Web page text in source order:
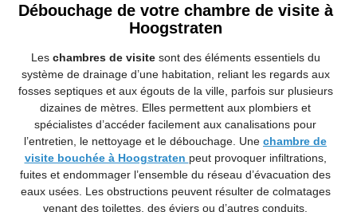
Débouchage de votre chambre de visite à
Hoogstraten
Les chambres de visitesont des éléments essentiels du
système de drainage d’une habitation, reliant les regards aux
fosses septiques et aux égouts de la ville, parfois sur plusieurs
dizaines de mètres. Elles permettent aux plombiers et
spécialistes d’accéder facilement aux canalisations pour
l’entretien, le nettoyage et le débouchage. Une chambre de
visite bouchée à Hoogstraten peut provoquer infiltrations,
fuites et endommager l’ensemble du réseau d’évacuation des
eaux usées. Les obstructions peuvent résulter de colmatages
venant des toilettes, des éviers ou d’autres conduits.